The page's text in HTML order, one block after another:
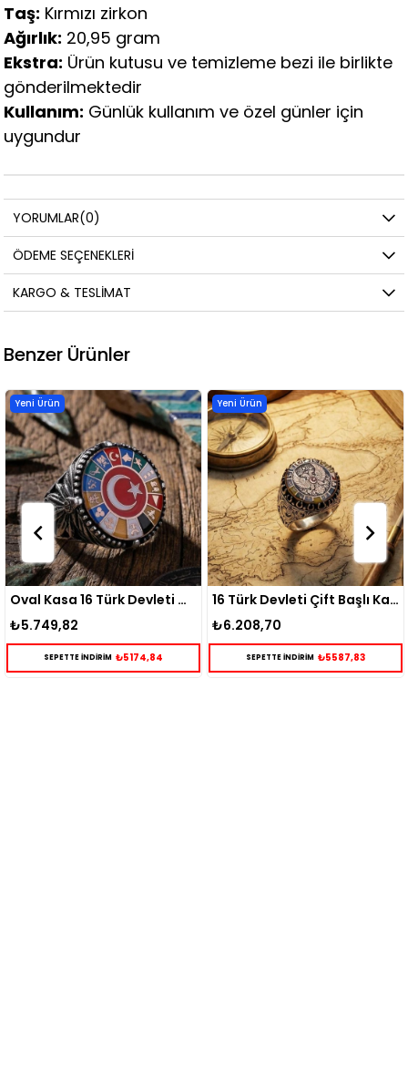
Taş: Kırmızı zirkon
Ağırlık: 20,95 gram
Ekstra: Ürün kutusu ve temizleme bezi ile birlikte
gönderilmektedir
Kullanım: Günlük kullanım ve özel günler için
uygundur
YORUMLAR(0)
ÖDEME SEÇENEKLERI
KARGO & TESLIMAT
Benzer Ürünler
Oval Kasa 16 Türk Devleti Gümüş Yüzük
₺5174,84
16 Türk Devleti Çift Başlı Kartal Gümüş Yüzük
SEPETTE İNDİRİM ₺5587,83
Yeni Ürün
SEPETTE
Yeni Ürün